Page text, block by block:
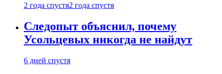
2 года спустя2 года спустя
Следопыт объяснил, почему
Усольцевых никогда не найдут
6 дней спустя